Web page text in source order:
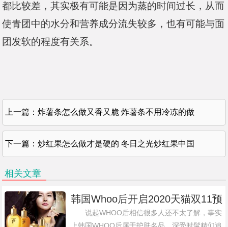
都比较差，其实极有可能是因为蒸的时间过长，从而
使青团中的水分和营养成分流失较多，也有可能与面
团发软的程度有关系。
上一篇：炸薯条怎么做又香又脆 炸薯条不用冷冻的做
下一篇：炒红果怎么做才是硬的 冬日之光炒红果中国
相关文章
韩国Whoo后开启2020天猫双11预
售 为都市皇后的肌肤致以奢润宠
说起WHOO后相信很多人还不太了解，事实